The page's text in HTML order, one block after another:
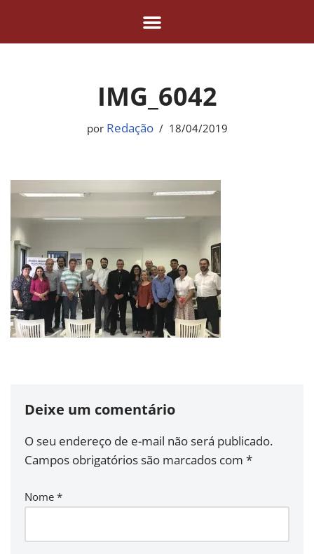
IMG_6042
por Redação 18/04/2019
Deixe um comentário
O seu endereço de e-mail não será publicado.
Campos obrigatórios são marcados com *
Nome *